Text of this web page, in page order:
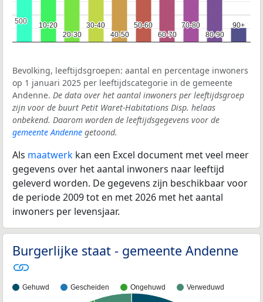
10-20
10-20
20-30
20-30
30-40
30-40
40-50
40-50
50-60
50-60
60-70
60-70
70-80
70-80
80-90
80-90
90+
90+
500
500
Bevolking, leeftijdsgroepen: aantal en percentage inwoners
op 1 januari 2025 per leeftijdscategorie in de gemeente
Andenne. De data over het aantal inwoners per leeftijdsgroep
zijn voor de buurt Petit Waret-Habitations Disp. helaas
onbekend. Daarom worden de leeftijdsgegevens voor de
gemeente Andenne getoond.
Als maatwerk kan een Excel document met veel meer
gegevens over het aantal inwoners naar leeftijd
geleverd worden. De gegevens zijn beschikbaar voor
de periode 2009 tot en met 2026 met het aantal
inwoners per levensjaar.
Burgerlijke staat - gemeente Andenne
Gehuwd Gescheiden Ongehuwd Verweduwd